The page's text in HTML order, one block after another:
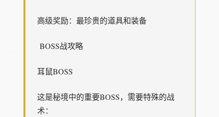
高级奖励：最珍贵的道具和装备
BOSS战攻略
耳鼠BOSS
这是秘境中的重要BOSS，需要特殊的战
术：